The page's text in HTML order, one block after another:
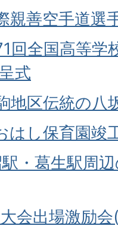
親善空手道選
回全国高等
式
地区伝統の八
はし保育園竣
駅・葛生駅周
大会出場激励